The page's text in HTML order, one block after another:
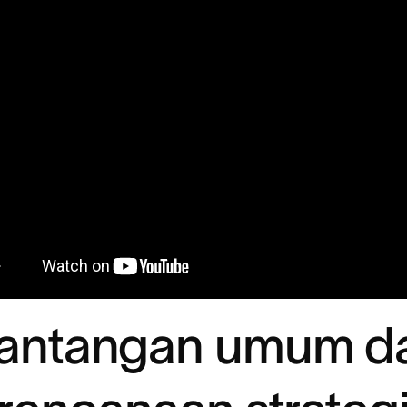
umum